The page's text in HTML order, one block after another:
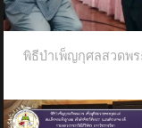
พิธีบำเพ็ญกุศลสวดพ